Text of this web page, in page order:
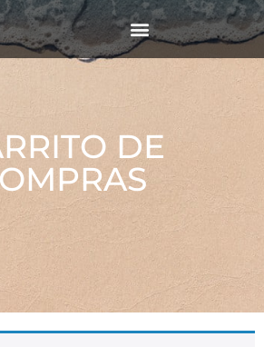
DE